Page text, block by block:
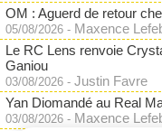
OM : Aguerd de retour
05/08/2026 - Maxence
Le RC Lens renvoie
Ganiou
03/08/2026 - Justin Favre
Yan Diomandé au Real
03/08/2026 - Maxence